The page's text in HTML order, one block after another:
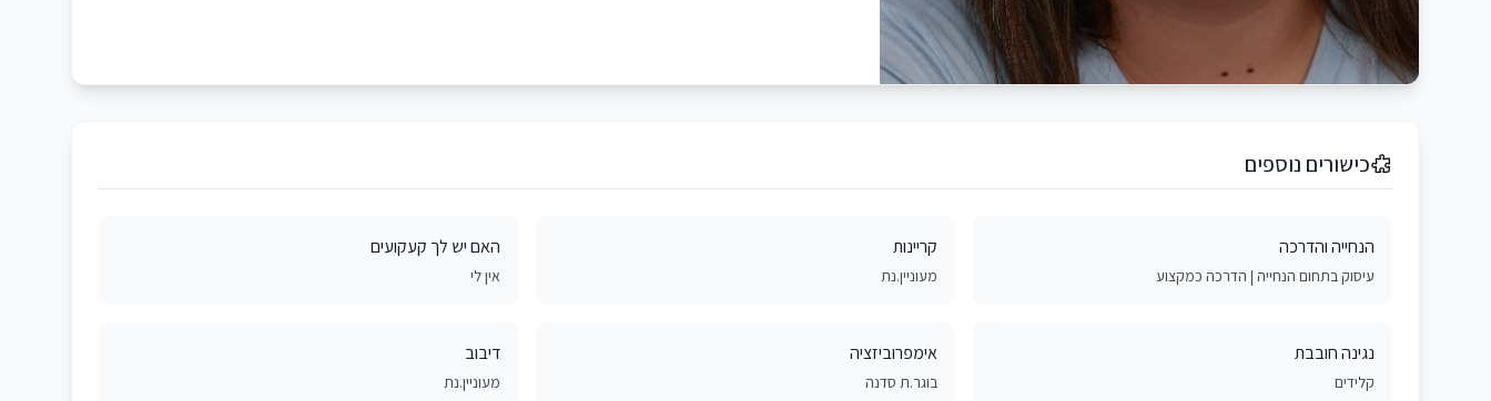
כישורים נוספים
הנחייה והדרכה
עיסוק בתחום הנחייה | הדרכה כמקצוע
קריינות
מעוניין.נת
האם יש לך קעקועים
אין לי
נגינה חובבת
קלידים
אימפרוביזציה
בוגר.ת סדנה
דיבוב
מעוניין.נת